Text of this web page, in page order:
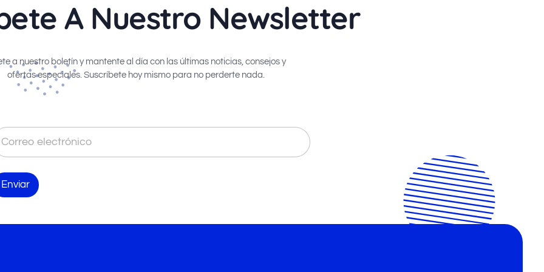
A Nuestro Newsletter
a nuestro boletín y mantente al día con las últimas noticias, consejos y
ofertas especiales. Suscríbete hoy mismo para no perderte nada.
Enviar